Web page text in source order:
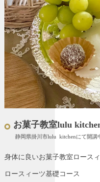
お菓子教室lulu
静岡県掛川市lulu kitchenにて開講
身体に良いお菓子教室ロース
ロースィーツ基礎コース